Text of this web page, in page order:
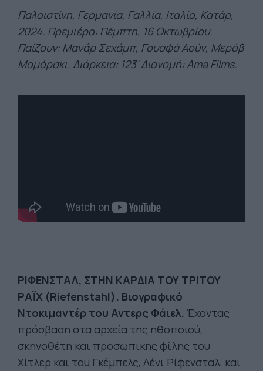
Παλαιστίνη, Γερμανία, Γαλλία, Ιταλία, Κατάρ,
2024. Πρεμιέρα: Πέμπτη, 16 Οκτωβρίου.
Παίζουν: Μανάρ Σεχάμπ, Γουαφά Αούν, Μεράβ
Μαμόρσκι. Διάρκεια: 123' Διανομή: Ama Films.
ΡΙΦΕΝΣΤΑΛ, ΣΤΗΝ ΚΑΡΔΙΑ ΤΟΥ ΤΡΙΤΟΥ
ΡΑΪΧ (Riefenstahl). Βιογραφικό
Ντοκιμαντέρ του Αντερς Φάιελ. Έχοντας
πρόσβαση στα αρχεία της ηθοποιού,
σκηνοθέτη και προσωπικής φίλης του
Χίτλερ και του Γκέμπελς, Λένι Ρίφενσταλ, και